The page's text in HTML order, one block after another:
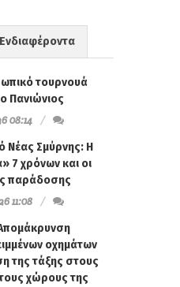
Ενδιαφέροντα
τουρνουά
Πανιώνιος
08:14
Νέας Σμύρνης: Η
7 χρόνων και οι
παράδοσης
11:08
οχημάτων
της τάξης στους
χώρους της